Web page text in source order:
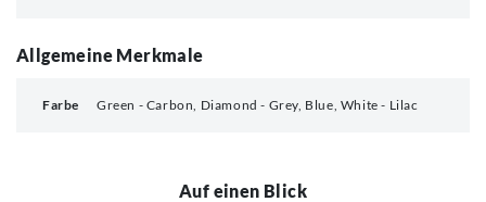
Allgemeine Merkmale
Farbe Green - Carbon, Diamond - Grey, Blue, White - Lilac
Auf einen Blick